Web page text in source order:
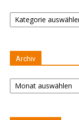
Kategorien
Archiv
Archiv